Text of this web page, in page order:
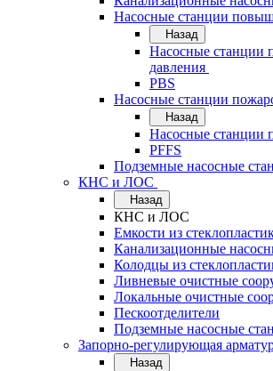
Насосные станции
Назад
Насосные станции
давления
PBS
Насосные станции
Назад
Насосные станции
PFFS
Подземные насосные
КНС и ЛОС
Назад
КНС и ЛОС
Емкости из
Канализационные
Колодцы из
Ливневые очистные
Локальные очистные
Пескоотделители
Подземные насосные
Запорно-регулирующая
Назад